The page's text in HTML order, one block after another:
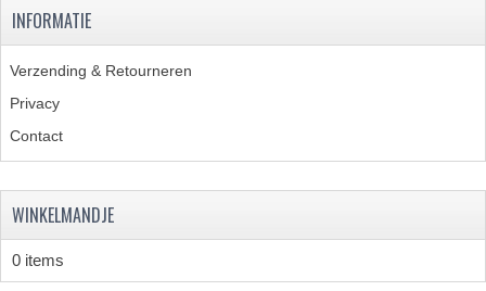
INFORMATIE
Verzending & Retourneren
Privacy
Contact
WINKELMANDJE
0 items